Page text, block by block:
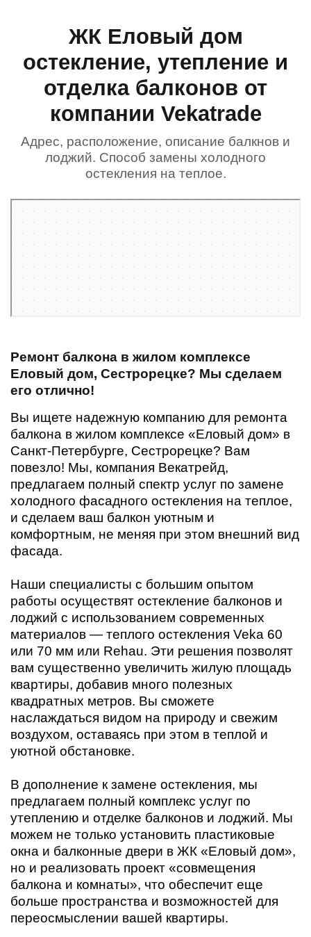
ЖК Еловый дом
остекление, утепление и
отделка балконов от
компании Vekatrade
Адрес, расположение, описание балкнов и
лоджий. Способ замены холодного
остекления на теплое.
Ремонт балкона в жилом комплексе
Еловый дом, Сестрорецке? Мы сделаем
его отлично!
Вы ищете надежную компанию для ремонта
балкона в жилом комплексе «Еловый дом» в
Санкт-Петербурге, Сестрорецке? Вам
повезло! Мы, компания Векатрейд,
предлагаем полный спектр услуг по замене
холодного фасадного остекления на теплое,
и сделаем ваш балкон уютным и
комфортным, не меняя при этом внешний вид
фасада.
Наши специалисты с большим опытом
работы осуществят остекление балконов и
лоджий с использованием современных
материалов — теплого остекления Veka 60
или 70 мм или Rehau. Эти решения позволят
вам существенно увеличить жилую площадь
квартиры, добавив много полезных
квадратных метров. Вы сможете
наслаждаться видом на природу и свежим
воздухом, оставаясь при этом в теплой и
уютной обстановке.
В дополнение к замене остекления, мы
предлагаем полный комплекс услуг по
утеплению и отделке балконов и лоджий. Мы
можем не только установить пластиковые
окна и балконные двери в ЖК «Еловый дом»,
но и реализовать проект «совмещения
балкона и комнаты», что обеспечит еще
больше пространства и возможностей для
переосмыслении вашей квартиры.